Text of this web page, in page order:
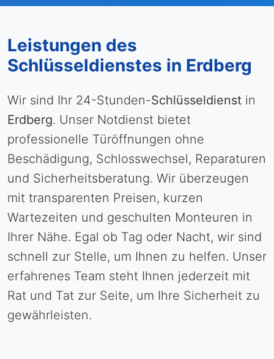
Leistungen des
Schlüsseldienstes in Erdberg
Wir sind Ihr 24-Stunden-Schlüsseldienst in
Erdberg. Unser Notdienst bietet
professionelle Türöffnungen ohne
Beschädigung, Schlosswechsel, Reparaturen
und Sicherheitsberatung. Wir überzeugen
mit transparenten Preisen, kurzen
Wartezeiten und geschulten Monteuren in
Ihrer Nähe. Egal ob Tag oder Nacht, wir sind
schnell zur Stelle, um Ihnen zu helfen. Unser
erfahrenes Team steht Ihnen jederzeit mit
Rat und Tat zur Seite, um Ihre Sicherheit zu
gewährleisten.